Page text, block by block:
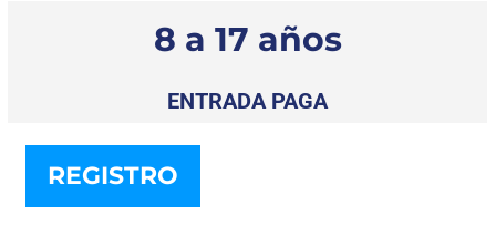
8 a 17 años
ENTRADA PAGA
REGISTRO